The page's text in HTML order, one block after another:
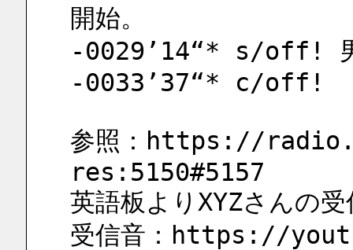
開始。
-0029’14“* s/off! 男
-0033’37“* c/off!
参照：https://
res:5150#5157
英語板よりXYZさんの
受信音：https://